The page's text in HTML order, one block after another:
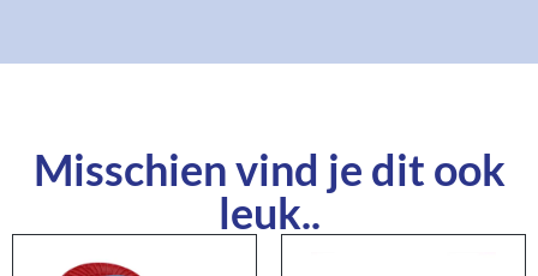
Misschien vind je dit ook
leuk..